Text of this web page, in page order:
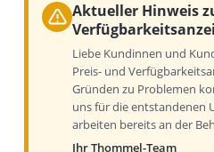
Aktueller Hinweis
Liebe Kundinnen und
Preis- und
Gründen zu Problemen
uns für die entstandenen
arbeiten bereits an der
Ihr Thommel-Team